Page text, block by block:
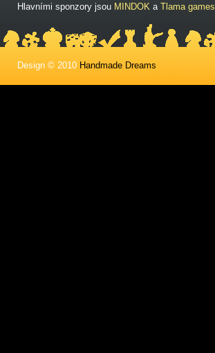
Hlavními sponzory jsou MINDOK a Tlama games
Design © 2010 Handmade Dreams